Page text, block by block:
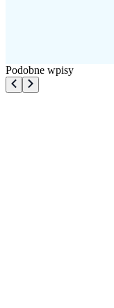
Podobne wpisy